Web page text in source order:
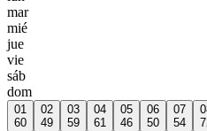
mar
mié
jue
vie
sáb
dom
01
60
02
49
03
59
04
61
05
46
06
50
07
54